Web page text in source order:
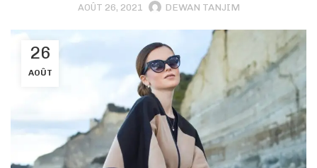
AOÛT 26, 2021 DEWAN TANJIM
26
AOÛT